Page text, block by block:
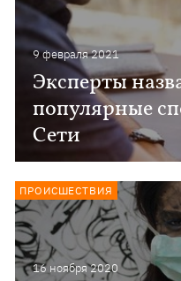
9 февраля 2021
Эксперты
популярные
Сети
16 ноября 2020
ПРОИСШЕСТВИЯ